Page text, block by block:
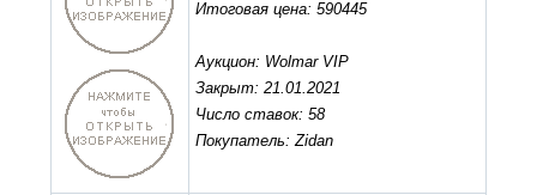
Итоговая цена: 590445
Аукцион: Wolmar VIP
Закрыт: 21.01.2021
Число ставок: 58
Покупатель: Zidan